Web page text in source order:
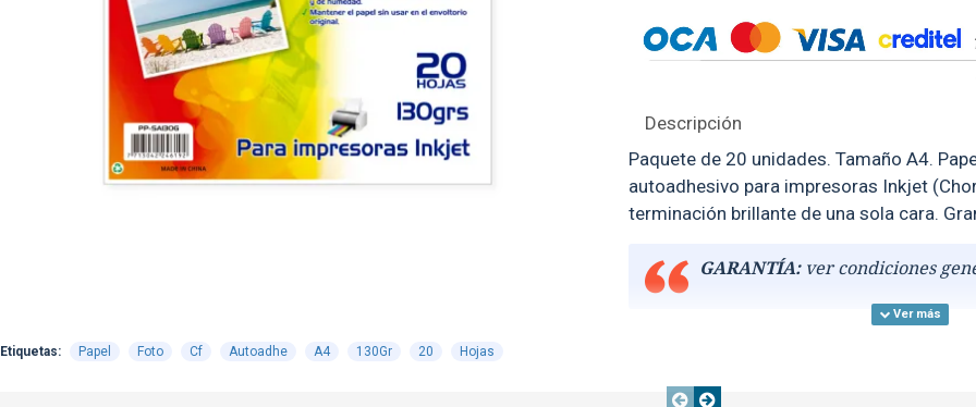
Descripción
Paquete de 20 unidades. Tamaño A4.
autoadhesivo para impresoras Inkjet
terminación brillante de una sola cara.
GARANTÍA:ver condiciones
Etiquetas: Papel Foto Cf Autoadhe A4 130Gr 20 Hojas